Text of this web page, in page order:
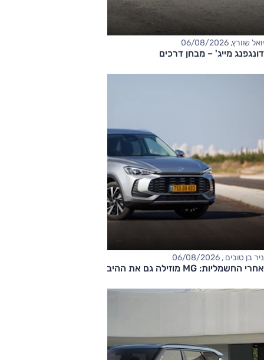
יואל שוורץ, 06/08/2026
דונגפנג מייג' – מבחן דרכים
ניר בן טובים , 06/08/2026
אחרי החשמליות: MG מוזילה גם את ההיברידיות